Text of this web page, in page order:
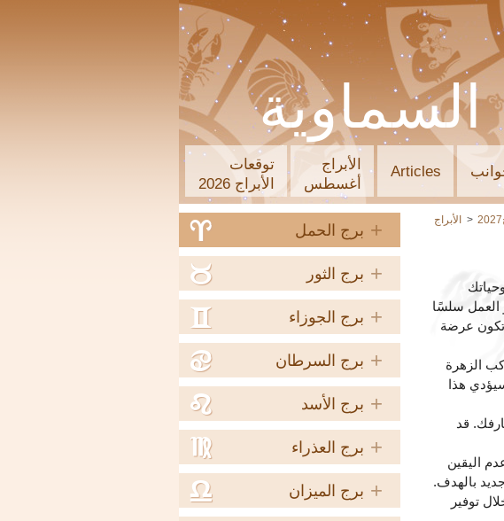
السماوية
توقعات
الأبراج 2026
الأبراج
أغسطس
Articles
+ برج الحمل a
+ برج الثور b
+ برج الجوزاء c
+ برج السرطان d
+ برج الأسد e
+ برج العذراء f
+ برج الميزان g
الأبراج
كل من عملك وحياتك
العمل سلسًا
تكون عرضة
كوكب الزهرة
هذا
قد
اليقين
بالهدف.
توفير